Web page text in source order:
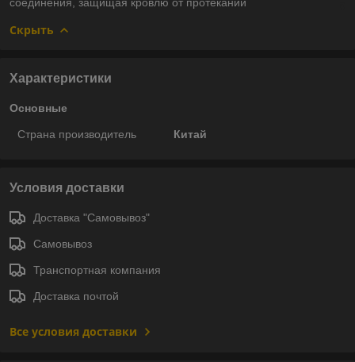
Скрыть
Характеристики
Основные
Страна производитель Китай
Условия доставки
Доставка "Самовывоз"
Самовывоз
Транспортная компания
Доставка почтой
Все условия доставки